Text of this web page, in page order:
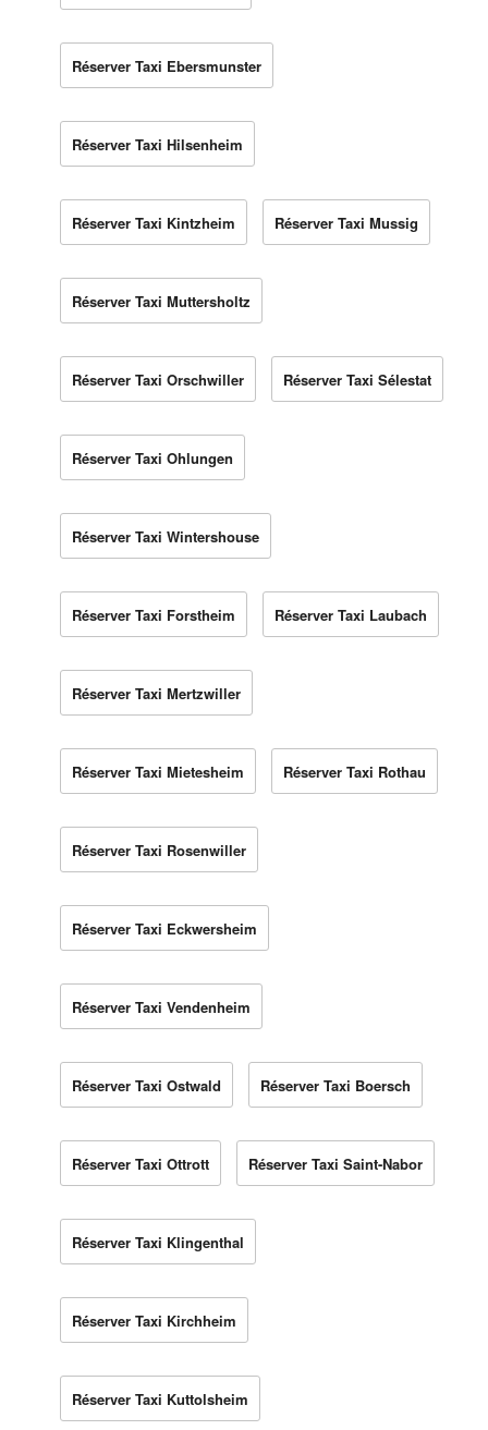
Réserver Taxi Ebersmunster
Réserver Taxi Hilsenheim
Réserver Taxi Kintzheim Réserver Taxi Mussig
Réserver Taxi Muttersholtz
Réserver Taxi Orschwiller Réserver Taxi Sélestat
Réserver Taxi Ohlungen
Réserver Taxi Wintershouse
Réserver Taxi Forstheim Réserver Taxi Laubach
Réserver Taxi Mertzwiller
Réserver Taxi Mietesheim Réserver Taxi Rothau
Réserver Taxi Rosenwiller
Réserver Taxi Eckwersheim
Réserver Taxi Vendenheim
Réserver Taxi Ostwald Réserver Taxi Boersch
Réserver Taxi Ottrott Réserver Taxi Saint-Nabor
Réserver Taxi Klingenthal
Réserver Taxi Kirchheim
Réserver Taxi Kuttolsheim